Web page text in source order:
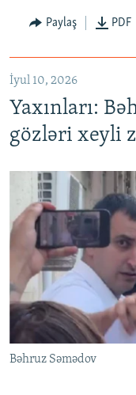
Paylaş PDF
İyul 10, 2026
Yaxınları:
gözləri xeyli
Bəhruz Səmədov